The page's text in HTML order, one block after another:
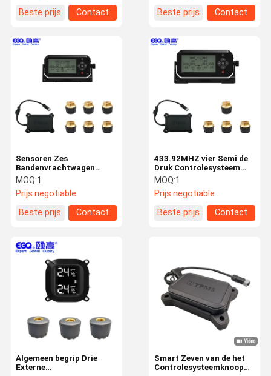
Huis Producten Fabrieksreis
Beste prijs
Contact
Beste prijs
Contact
433.92MHZ vier Semi de
Druk Controlesysteem
van de
Aanhangwagenband
MOQ:1
Prijs:negotiable
Beste prijs
Contact
Sensoren Zes
Bandenvrachtwagen
TPMS van 433.92MHZ
OTR
MOQ:1
Prijs:negotiable
Beste prijs
Contact
Smart Zeven van de het
Controlesysteemknoop
Algemeen begrip Drie
Externe